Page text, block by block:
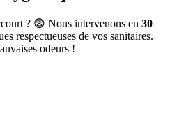
? 😨 Nous intervenons en 30
respectueuses de vos sanitaires.
odeurs !